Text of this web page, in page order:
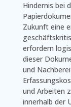
Hindernis bei
Zukunft eine
erfordern
dieser
und
und Arbeiten
innerhalb der